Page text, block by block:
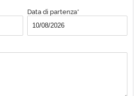
Data di partenza*